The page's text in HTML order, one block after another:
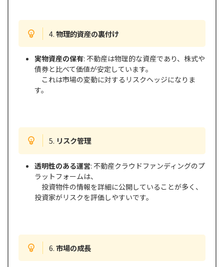
4.物理的資産の裏付け
実物資産の保有: 不動産は物理的な資産であり、株式や
債券と比べて価値が安定しています。
これは市場の変動に対するリスクヘッジになりま
す。
5. リスク管理
透明性のある運営: 不動産クラウドファンディングのプ
ラットフォームは、
投資物件の情報を詳細に公開していることが多く、
投資家がリスクを評価しやすいです。
6.市場の成長